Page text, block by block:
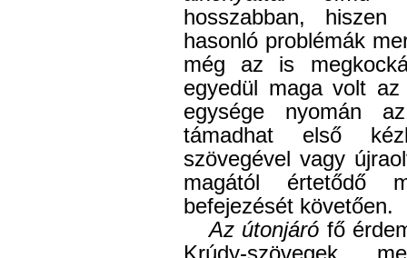
hosszabban,
hasonló problémák
még az is
egyedül maga volt
egysége nyomán
támadhat első
szövegével vagy
magától értetődő
befejezését követően.
Az útonjáró fő